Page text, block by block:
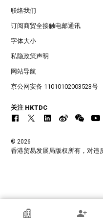
香港贸发局参展商
联络我们
订阅商贸全接触电邮通讯
字体大小
私隐政策声明
网站导航
京公网安备 11010102003523号
关注 HKTDC
© 2026
香港贸易发展局版权所有，对违